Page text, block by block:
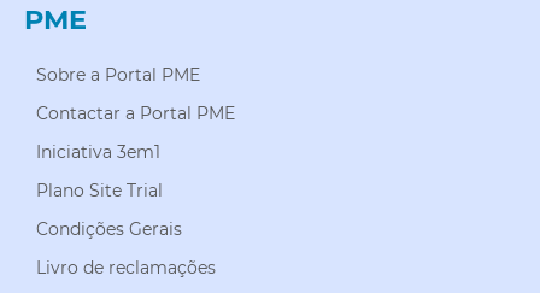
PME
Sobre a Portal PME
Contactar a Portal PME
Iniciativa 3em1
Plano Site Trial
Condições Gerais
Livro de reclamações